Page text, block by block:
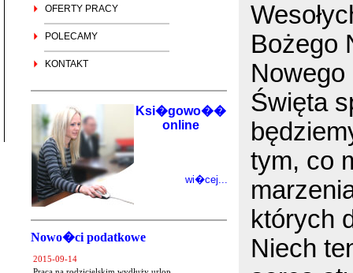
OFERTY PRACY
POLECAMY
KONTAKT
Ksi�gowo��
online
wi�cej...
Nowo�ci podatkowe
2015-09-14
Bożego
Święta
tym, co
których
Niech